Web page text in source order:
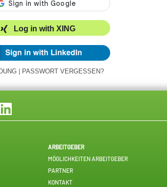
Log in with XING
PASSWORT VERGESSEN?
ARBEITGEBER
MÖGLICHKEITEN ARBEITGEBER
PARTNER
KONTAKT